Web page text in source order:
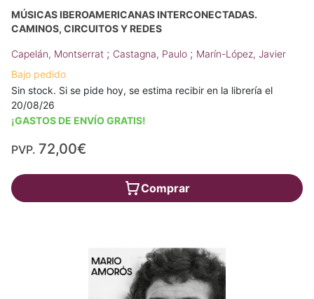
MÚSICAS IBEROAMERICANAS INTERCONECTADAS.
CAMINOS, CIRCUITOS Y REDES
Capelán, Montserrat ; Castagna, Paulo ; Marín-López, Javier
Bajo pedido
Sin stock. Si se pide hoy, se estima recibir en la librería el
20/08/26
¡GASTOS DE ENVÍO GRATIS!
PVP. 72,00€
Comprar